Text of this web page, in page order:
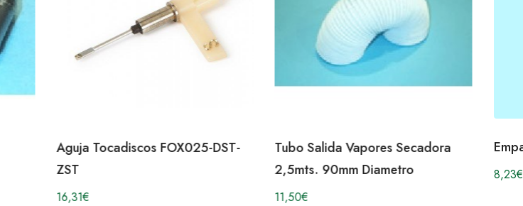
Aguja Tocadiscos FOX025-DST-
ZST
16,31€
Tubo Salida Vapores Secadora
2,5mts. 90mm Diametro
11,50€
8,23€